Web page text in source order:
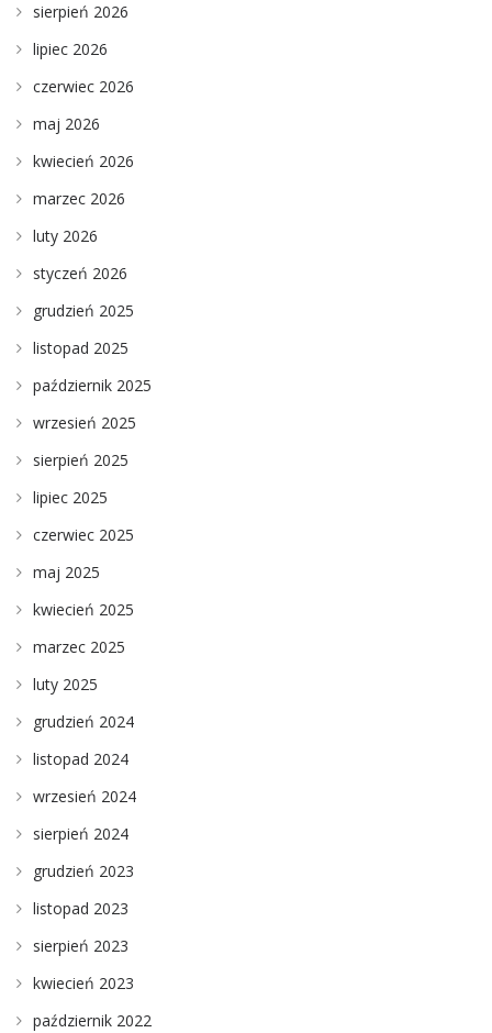
sierpień 2026
lipiec 2026
czerwiec 2026
maj 2026
kwiecień 2026
marzec 2026
luty 2026
styczeń 2026
grudzień 2025
listopad 2025
październik 2025
wrzesień 2025
sierpień 2025
lipiec 2025
czerwiec 2025
maj 2025
kwiecień 2025
marzec 2025
luty 2025
grudzień 2024
listopad 2024
wrzesień 2024
sierpień 2024
grudzień 2023
listopad 2023
sierpień 2023
kwiecień 2023
październik 2022